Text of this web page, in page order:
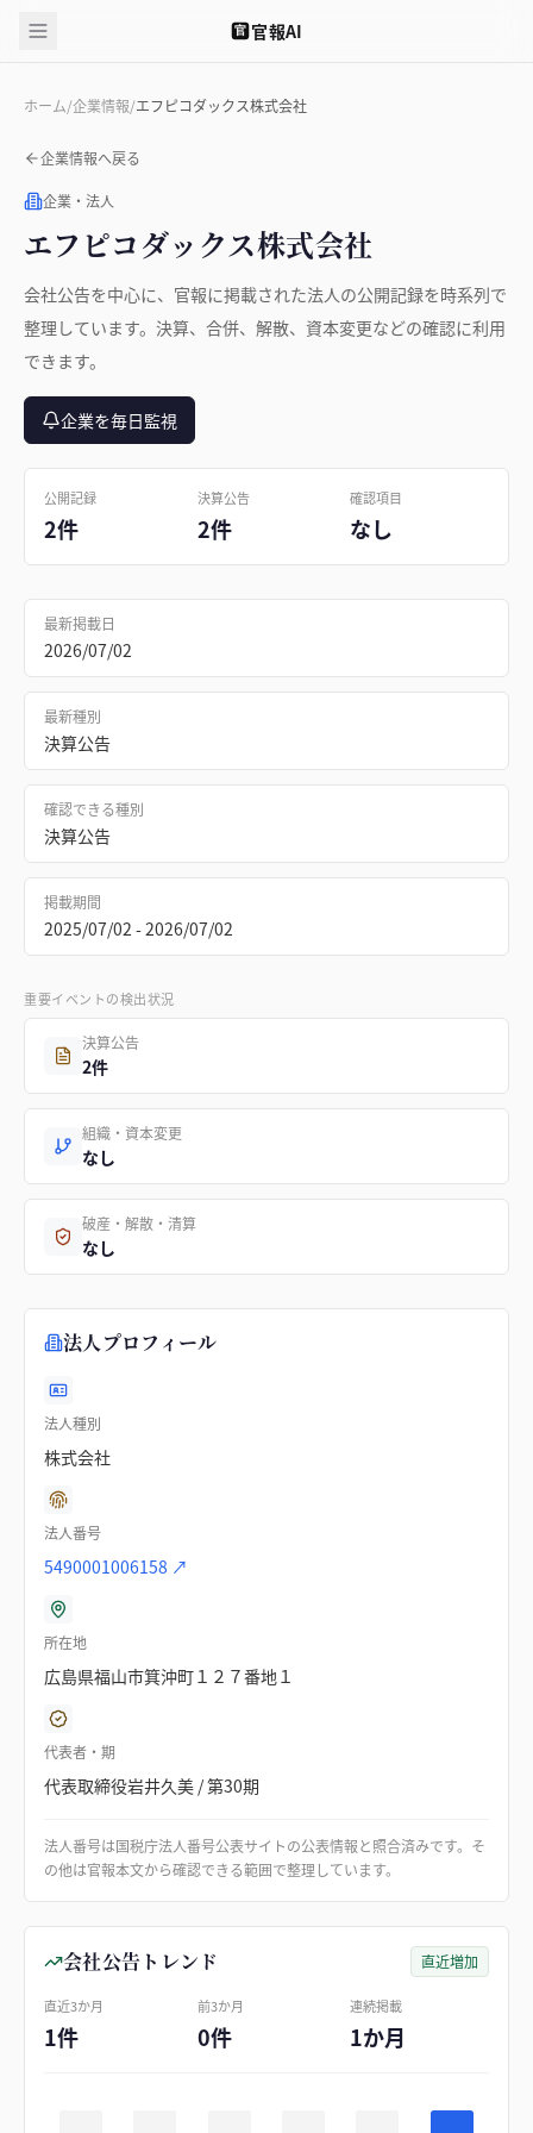
官 官報AI
ホーム/企業情報/エフピコダックス株式会社
企業情報へ戻る
企業・法人
エフピコダックス株式会社
会社公告を中心に、官報に掲載された法人の公開記録を時系列で
整理しています。決算、合併、解散、資本変更などの確認に利用
できます。
企業を毎日監視
公開記録
2件
決算公告
2件
確認項目
なし
最新掲載日
2026/07/02
最新種別
決算公告
確認できる種別
決算公告
掲載期間
2025/07/02 - 2026/07/02
重要イベントの検出状況
決算公告
2件
組織・資本変更
なし
破産・解散・清算
なし
法人プロフィール
法人種別
株式会社
法人番号
5490001006158 ↗
所在地
広島県福山市箕沖町１２７番地１
代表者・期
代表取締役岩井久美 / 第30期
法人番号は国税庁法人番号公表サイトの公表情報と照合済みです。そ
の他は官報本文から確認できる範囲で整理しています。
会社公告トレンド 直近増加
直近3か月
1件
前3か月
0件
連続掲載
1か月